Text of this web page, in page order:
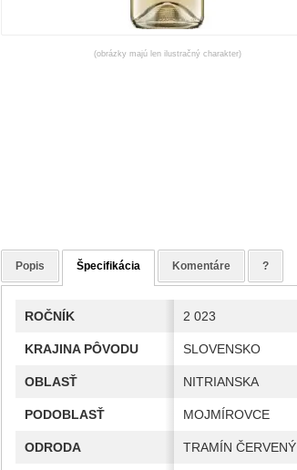
(obrázky majú len ilustračný charakter)
Popis Špecifikácia Komentáre ?
ROČNÍK 2 023
KRAJINA PÔVODU SLOVENSKO
OBLASŤ NITRIANSKA
PODOBLASŤ MOJMÍROVCE
ODRODA TRAMÍN ČERVENÝ